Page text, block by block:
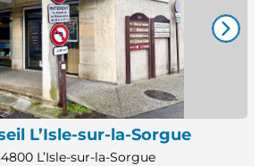
L’Isle-sur-la-Sorgue
L’Isle-sur-la-Sorgue